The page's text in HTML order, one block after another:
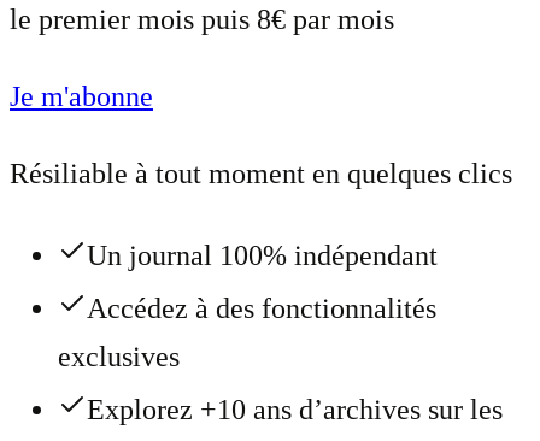
le premier mois puis 8€ par mois
Je m'abonne
Résiliable à tout moment en quelques clics
Un journal 100% indépendant
Accédez à des fonctionnalités
exclusives
Explorez +10 ans d’archives sur les